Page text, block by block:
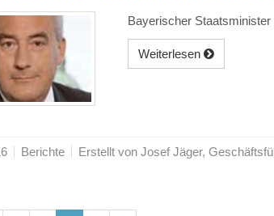
Bayerischer
Weiterlesen
Berichte Erstellt von Josef Jäger,